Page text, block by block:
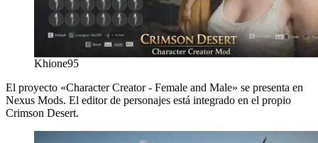
Khione95
El proyecto «Character Creator - Female and Male» se presenta en
Nexus Mods. El editor de personajes está integrado en el propio
Crimson Desert.